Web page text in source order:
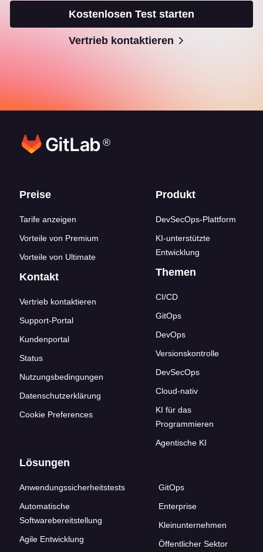
Kostenlosen Test starten
Vertrieb kontaktieren
®
Footer-Links
Preise
Tarife anzeigen
Vorteile von Premium
Vorteile von Ultimate
Kontakt
Vertrieb kontaktieren
Support-Portal
Kundenportal
Status
Nutzungsbedingungen
Datenschutzerklärung
Cookie Preferences
Produkt
DevSecOps-Plattform
KI-unterstützte
Entwicklung
Themen
CI/CD
GitOps
DevOps
Versionskontrolle
DevSecOps
Cloud-nativ
KI für das
Programmieren
Agentische KI
Lösungen
Anwendungssicherheitstests
Automatische
Softwarebereitstellung
Agile Entwicklung
GitOps
Enterprise
Kleinunternehmen
Öffentlicher Sektor